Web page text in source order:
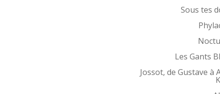
Sous tes
Les Gants
Jossot, de Gustave à